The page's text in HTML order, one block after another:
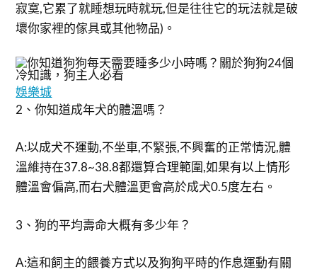
寂寞,它累了就睡想玩時就玩,但是往往它的玩法就是破
壞你家裡的傢具或其他物品)。
娛樂城
2、你知道成年犬的體溫嗎？
A:以成犬不運動,不坐車,不緊張,不興奮的正常情況,體
溫維持在37.8~38.8都還算合理範圍,如果有以上情形
體溫會偏高,而右犬體溫更會高於成犬0.5度左右。
3、狗的平均壽命大概有多少年？
A:這和飼主的餵養方式以及狗狗平時的作息運動有關